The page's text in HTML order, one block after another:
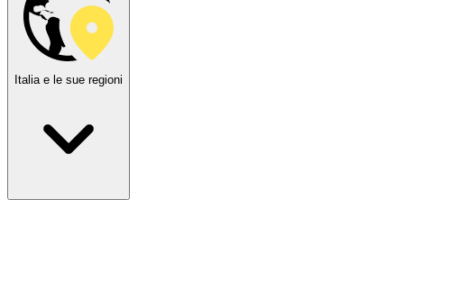
Italia e le sue regioni